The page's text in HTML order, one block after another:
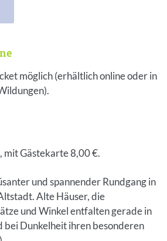
anzeigen
möglich (erhältlich online oder in
mit Gästekarte 8,00 €.
und spannender Rundgang in
Alte Häuser, die
und Winkel entfalten gerade in
bei Dunkelheit ihren besonderen